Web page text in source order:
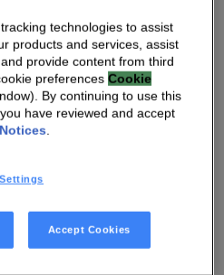
que le document
2019 a été déposé
marchés financiers (AMF)
internet de la société à
» – « Information
Réglementées »),
technologies to assist
products and services, assist
provide content from third
preferencesCookie
By continuing to use this
have reviewed and accept
.
Accept Cookies